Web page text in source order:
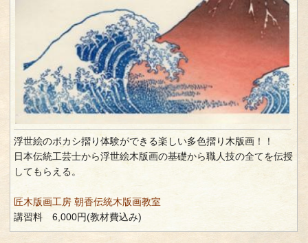
浮世絵のボカシ摺り体験ができる楽しい多色摺り木版画！！
日本伝統工芸士から浮世絵木版画の基礎から職人技の全てを伝授
してもらえる。
匠木版画工房 朝香伝統木版画教室
講習料 6,000円(教材費込み)